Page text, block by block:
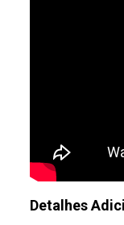
Detalhes